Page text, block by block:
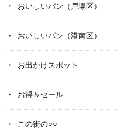
おいしいパン（戸塚区）
おいしいパン（港南区）
お出かけスポット
お得＆セール
この街の○○